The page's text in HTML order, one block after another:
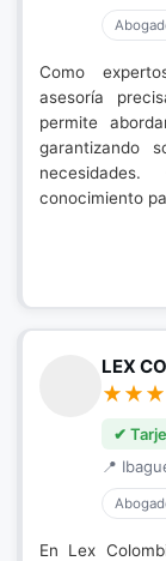
Como
asesoría
permite
garantizando
conocimiento
LEX
✔
📍
En Lex